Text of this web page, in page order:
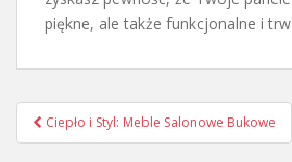
piękne, ale także funkcjonalne i
Nawigacja
wpisu
Ciepło i Styl: Meble Salonowe Bukowe